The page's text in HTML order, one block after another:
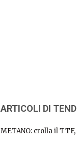
ARTICOLI DI
METANO: crolla il